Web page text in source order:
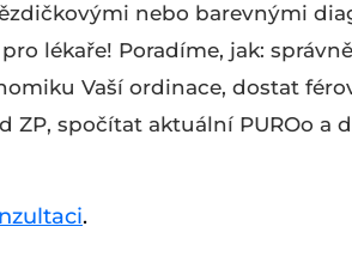
nebo barevnými
lékaře! Poradíme, jak:
Vaší ordinace, dostat
ZP, spočítat aktuální PUROo a
.